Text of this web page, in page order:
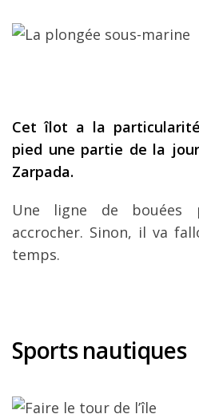
Cet îlot a la
pied une partie de la
Zarpada.
Une ligne de bouées
accrocher. Sinon, il va
temps.
Sports nautiques